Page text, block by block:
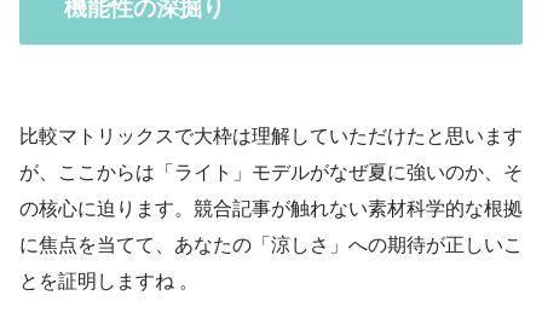
機能性の深掘り
比較マトリックスで大枠は理解していただけたと思います
が、ここからは「ライト」モデルがなぜ夏に強いのか、そ
の核心に迫ります。競合記事が触れない素材科学的な根拠
に焦点を当てて、あなたの「涼しさ」への期待が正しいこ
とを証明しますね 。